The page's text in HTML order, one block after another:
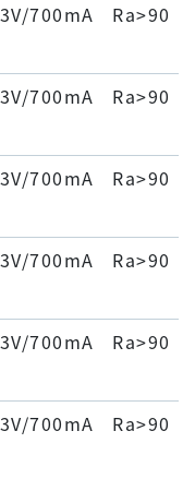
3V/700mA Ra>90
3V/700mA Ra>90
3V/700mA Ra>90
3V/700mA Ra>90
3V/700mA Ra>90
3V/700mA Ra>90